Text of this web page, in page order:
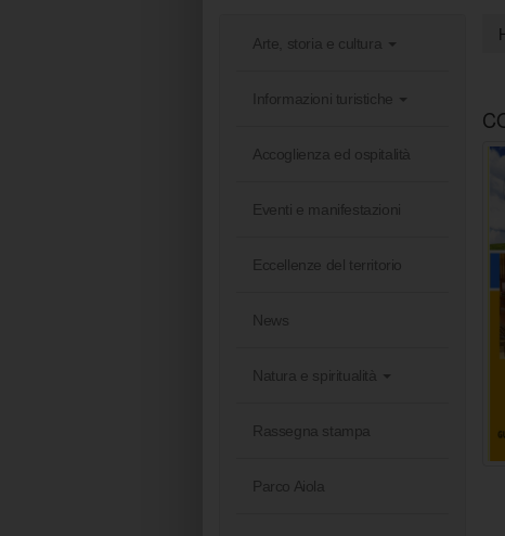
Arte, storia e cultura
Informazioni turistiche
Accoglienza ed ospitalità
Eventi e manifestazioni
Eccellenze del territorio
News
Natura e spiritualità
Rassegna stampa
Parco Aiola